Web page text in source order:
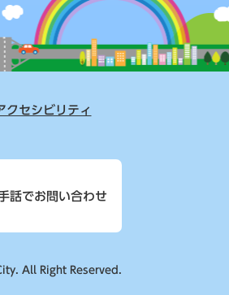
クセシビリティ
話でお問い合わせ
All Right Reserved.